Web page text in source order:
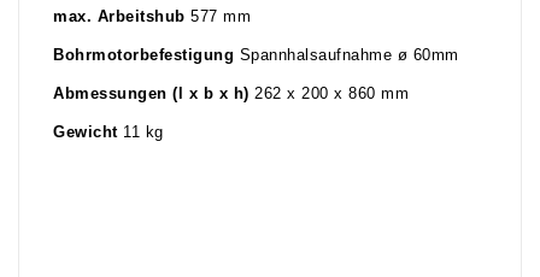
max. Arbeitshub 577 mm
Bohrmotorbefestigung Spannhalsaufnahme ø 60mm
Abmessungen (l x b x h) 262 x 200 x 860 mm
Gewicht 11 kg